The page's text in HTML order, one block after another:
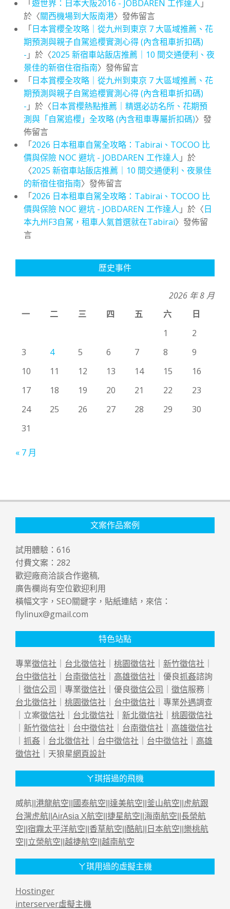
「遊世界：日本大阪2016 - JOBDAREN 工作達人 」
於〈關西機場到大阪南港〉發佈留言
「日本賞櫻全攻略｜從九州到東京 7 大區域推薦、花
期預測與親子自駕追櫻實測心得 (內含租車折扣碼)
- 」於〈2025 新宿車站飯店推薦｜10 間交通便利、夜
景佳的新宿住宿指南〉發佈留言
「日本賞櫻全攻略｜從九州到東京 7 大區域推薦、花
期預測與親子自駕追櫻實測心得 (內含租車折扣碼)
- 」於〈日本賞櫻熱點推薦｜精選必訪名所、花期預
測與「自駕追櫻」全攻略 (內含租車專屬折扣碼)〉發
佈留言
「2026 日本租車自駕全攻略：Tabirai、TOCOO 比
價與保險 NOC 避坑 - JOBDAREN 工作達人 」於
〈2025 新宿車站飯店推薦｜10 間交通便利、夜景佳
的新宿住宿指南〉發佈留言
「2026 日本租車自駕全攻略：Tabirai、TOCOO 比
價與保險 NOC 避坑 - JOBDAREN 工作達人 」於〈日
本九州F3自駕，租車人氣首選就在Tabirai〉發佈留
言
歷史事件
2026 年 8 月
一
二 三 四 五 六
日
1
2
3
4 5 6 7 8
9
10
11 12 13 14 15
16
17
18 19 20 21 22
23
24
25 26 27 28 29
30
31
« 7 月
文案作品案例
試用體驗： 616
付費文案： 282
歡迎廠商洽談合作邀稿,
廣告欄尚有空位歡迎利用
橫幅文字，SEO關鍵字，貼紙連結，來信：
flylinux@gmail.com
特色站點
專業徵信社 ｜ 台北徵信社 ｜ 桃園徵信社 ｜ 新竹徵信社 ｜
台中徵信社 ｜ 台南徵信社 ｜ 高雄徵信社 ｜優良抓姦諮詢
｜ 徵信公司 ｜專業徵信社 ｜優良徵信公司 ｜ 徵信服務｜
台北徵信社 ｜ 桃園徵信社 ｜ 台中徵信社 ｜專業外遇調查
｜立案徵信社 ｜ 台北徵信社 ｜ 新北徵信社 ｜ 桃園徵信社
｜ 新竹徵信社 ｜ 台中徵信社 ｜ 台南徵信社 ｜ 高雄徵信社
｜ 抓姦 ｜ 台北徵信社 ｜ 台中徵信社 ｜ 台中徵信社 ｜ 高雄
徵信社 ｜天狼星網頁設計
ㄚ琪搭過的飛機
威航|| 港龍航空 國泰航空 達美航空 釜山航空
虎航跟
台灣虎航 AirAsia X航空 捷星航空 海南航空 長榮航
空 宿霧太平洋航空 香草航空 酷航 日本航空 樂桃航
空 立榮航空 越捷航空 越南航空
ㄚ琪用過的虛擬主機
Hostinger
interserver虛擬主機